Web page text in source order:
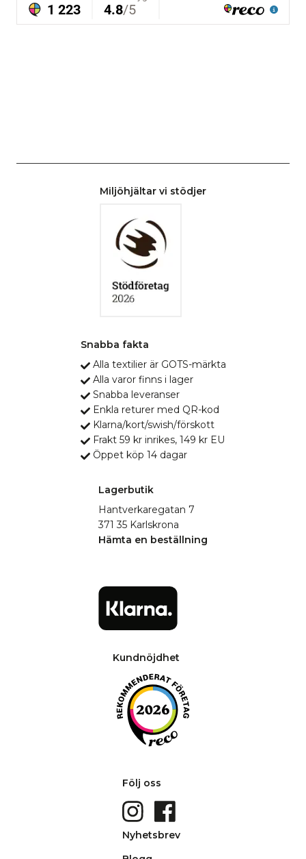
Miljöhjältar vi stödjer
Snabba fakta
Alla textilier är GOTS-märkta
Alla varor finns i lager
Snabba leveranser
Enkla returer med QR-kod
Klarna/kort/swish/förskott
Frakt 59 kr inrikes, 149 kr EU
Öppet köp 14 dagar
Lagerbutik
Hantverkaregatan 7
371 35 Karlskrona
Hämta en beställning
Kundnöjdhet
Följ oss
Nyhetsbrev